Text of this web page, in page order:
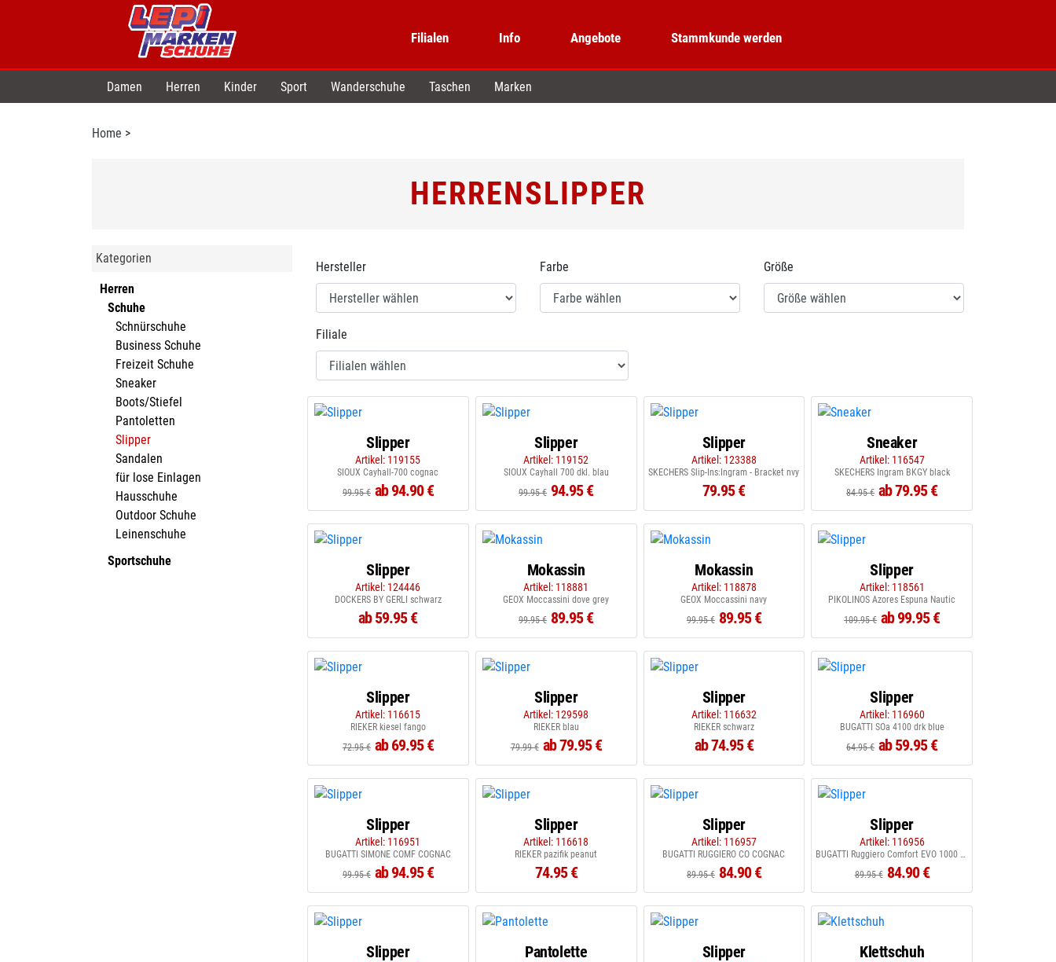
Filialen Info Angebote Stammkunde werden
Damen Herren Kinder Sport Wanderschuhe Taschen Marken
Home >
HERRENSLIPPER
Kategorien
Herren
Schuhe
Schnürschuhe
Business Schuhe
Freizeit Schuhe
Sneaker
Boots/Stiefel
Pantoletten
Slipper
Sandalen
für lose Einlagen
Hausschuhe
Outdoor Schuhe
Leinenschuhe
Sportschuhe
Hersteller Farbe Größe
Filiale
Slipper
Artikel: 119155
SIOUX Cayhall-700 cognac
99.95 € ab 94.90 €
Slipper
Artikel: 119152
SIOUX Cayhall 700 dkl. blau
99.95 € 94.95 €
Slipper
Artikel: 123388
SKECHERS Slip-Ins:Ingram - Bracket nvy
79.95 €
Sneaker
Artikel: 116547
SKECHERS Ingram BKGY black
84.95 € ab 79.95 €
Slipper
Artikel: 124446
DOCKERS BY GERLI schwarz
ab 59.95 €
Mokassin
Artikel: 118881
GEOX Moccassini dove grey
99.95 € 89.95 €
Mokassin
Artikel: 118878
GEOX Moccassini navy
99.95 € 89.95 €
Slipper
Artikel: 118561
PIKOLINOS Azores Espuna Nautic
109.95 € ab 99.95 €
Slipper
Artikel: 116615
RIEKER kiesel fango
72.95 € ab 69.95 €
Slipper
Artikel: 129598
RIEKER blau
79.99 € ab 79.95 €
Slipper
Artikel: 116632
RIEKER schwarz
ab 74.95 €
Slipper
Artikel: 116960
BUGATTI SOa 4100 drk blue
64.95 € ab 59.95 €
Slipper
Artikel: 116951
BUGATTI SIMONE COMF COGNAC
99.95 € ab 94.95 €
Slipper
Artikel: 116618
RIEKER pazifik peanut
74.95 €
Slipper
Artikel: 116957
BUGATTI RUGGIERO CO COGNAC
89.95 € 84.90 €
Slipper
Artikel: 116956
BUGATTI Ruggiero Comfort EVO 1000 black
89.95 € 84.90 €
Slipper Pantolette Slipper Klettschuh